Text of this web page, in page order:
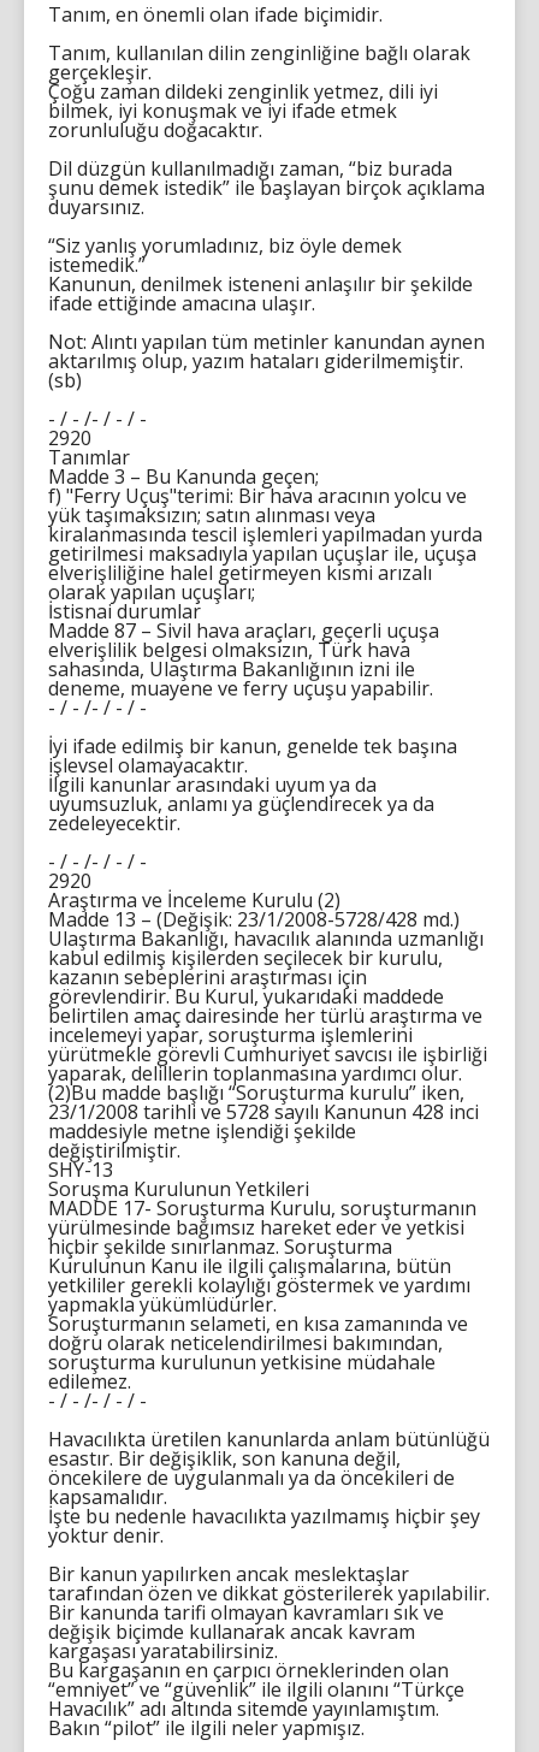
Tanım, en önemli olan ifade biçimidir.
Tanım, kullanılan dilin zenginliğine bağlı olarak
gerçekleşir.
Çoğu zaman dildeki zenginlik yetmez, dili iyi
bilmek, iyi konuşmak ve iyi ifade etmek
zorunluluğu doğacaktır.
Dil düzgün kullanılmadığı zaman, “biz burada
şunu demek istedik” ile başlayan birçok açıklama
duyarsınız.
“Siz yanlış yorumladınız, biz öyle demek
istemedik.”
Kanunun, denilmek isteneni anlaşılır bir şekilde
ifade ettiğinde amacına ulaşır.
Not: Alıntı yapılan tüm metinler kanundan aynen
aktarılmış olup, yazım hataları giderilmemiştir.
(sb)
- / - /- / - / -
2920
Tanımlar
Madde 3 – Bu Kanunda geçen;
f) "Ferry Uçuş"terimi: Bir hava aracının yolcu ve
yük taşımaksızın; satın alınması veya
kiralanmasında tescil işlemleri yapılmadan yurda
getirilmesi maksadıyla yapılan uçuşlar ile, uçuşa
elverişliliğine halel getirmeyen kısmi arızalı
olarak yapılan uçuşları;
İstisnai durumlar
Madde 87 – Sivil hava araçları, geçerli uçuşa
elverişlilik belgesi olmaksızın, Türk hava
sahasında, Ulaştırma Bakanlığının izni ile
deneme, muayene ve ferry uçuşu yapabilir.
- / - /- / - / -
İyi ifade edilmiş bir kanun, genelde tek başına
işlevsel olamayacaktır.
İlgili kanunlar arasındaki uyum ya da
uyumsuzluk, anlamı ya güçlendirecek ya da
zedeleyecektir.
- / - /- / - / -
2920
Araştırma ve İnceleme Kurulu (2)
Madde 13 – (Değişik: 23/1/2008-5728/428 md.)
Ulaştırma Bakanlığı, havacılık alanında uzmanlığı
kabul edilmiş kişilerden seçilecek bir kurulu,
kazanın sebeplerini araştırması için
görevlendirir. Bu Kurul, yukarıdaki maddede
belirtilen amaç dairesinde her türlü araştırma ve
incelemeyi yapar, soruşturma işlemlerini
yürütmekle görevli Cumhuriyet savcısı ile işbirliği
yaparak, delillerin toplanmasına yardımcı olur.
(2)Bu madde başlığı “Soruşturma kurulu” iken,
23/1/2008 tarihli ve 5728 sayılı Kanunun 428 inci
maddesiyle metne işlendiği şekilde
değiştirilmiştir.
SHY-13
Soruşma Kurulunun Yetkileri
MADDE 17- Soruşturma Kurulu, soruşturmanın
yürülmesinde bağımsız hareket eder ve yetkisi
hiçbir şekilde sınırlanmaz. Soruşturma
Kurulunun Kanu ile ilgili çalışmalarına, bütün
yetkililer gerekli kolaylığı göstermek ve yardımı
yapmakla yükümlüdürler.
Soruşturmanın selameti, en kısa zamanında ve
doğru olarak neticelendirilmesi bakımından,
soruşturma kurulunun yetkisine müdahale
edilemez.
- / - /- / - / -
Havacılıkta üretilen kanunlarda anlam bütünlüğü
esastır. Bir değişiklik, son kanuna değil,
öncekilere de uygulanmalı ya da öncekileri de
kapsamalıdır.
İşte bu nedenle havacılıkta yazılmamış hiçbir şey
yoktur denir.
Bir kanun yapılırken ancak meslektaşlar
tarafından özen ve dikkat gösterilerek yapılabilir.
Bir kanunda tarifi olmayan kavramları sık ve
değişik biçimde kullanarak ancak kavram
kargaşası yaratabilirsiniz.
Bu kargaşanın en çarpıcı örneklerinden olan
“emniyet” ve “güvenlik” ile ilgili olanını “Türkçe
Havacılık” adı altında sitemde yayınlamıştım.
Bakın “pilot” ile ilgili neler yapmışız.